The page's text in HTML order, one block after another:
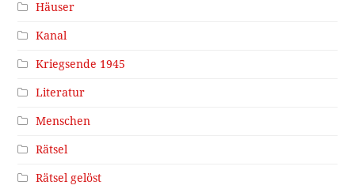
Häuser
Kanal
Kriegsende 1945
Literatur
Menschen
Rätsel
Rätsel gelöst